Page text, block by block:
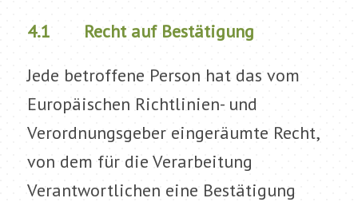
4.1 Recht auf Bestätigung
Jede betroffene Person hat das vom
Europäischen Richtlinien- und
Verordnungsgeber eingeräumte Recht,
von dem für die Verarbeitung
Verantwortlichen eine Bestätigung